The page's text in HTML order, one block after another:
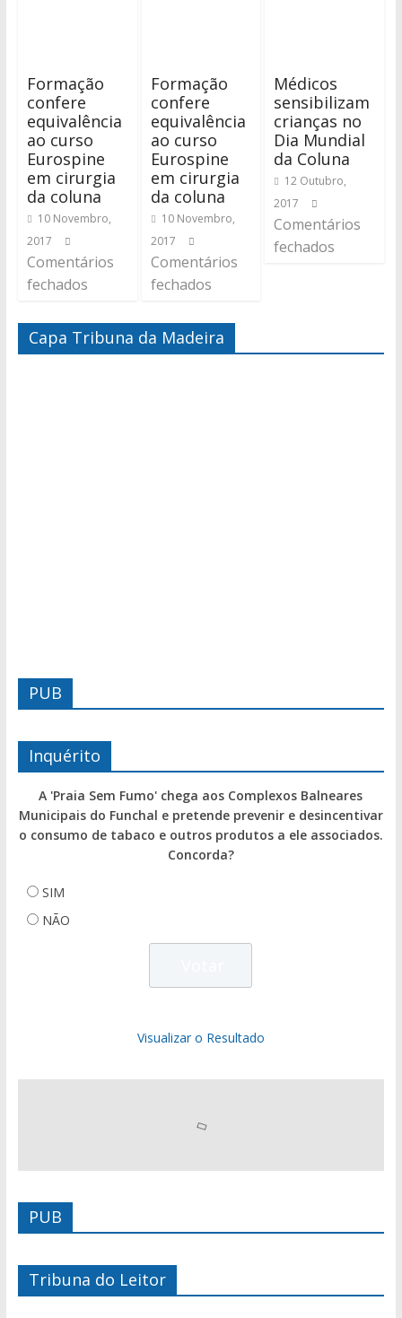
Formação
confere
equivalência
ao curso
Eurospine
em cirurgia
da coluna
10 Novembro,
2017
Comentários
fechados
Formação
confere
equivalência
ao curso
Eurospine
em cirurgia
da coluna
10 Novembro,
2017
Comentários
fechados
Médicos
sensibilizam
crianças no
Dia Mundial
da Coluna
12 Outubro,
2017
Comentários
fechados
Capa Tribuna da Madeira
PUB
Inquérito
A 'Praia Sem Fumo' chega aos Complexos Balneares
Municipais do Funchal e pretende prevenir e desincentivar
o consumo de tabaco e outros produtos a ele associados.
Concorda?
SIM
NÃO
Visualizar o Resultado
PUB
Tribuna do Leitor